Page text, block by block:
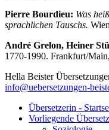
Pierre Bourdieu: Was
sprachlichen Tauschs.
André Grelon, Heiner
1770-1990. Frankfurt/
Hella Beister
info@uebersetzungen-
Übersetzerin -
Vorliegende